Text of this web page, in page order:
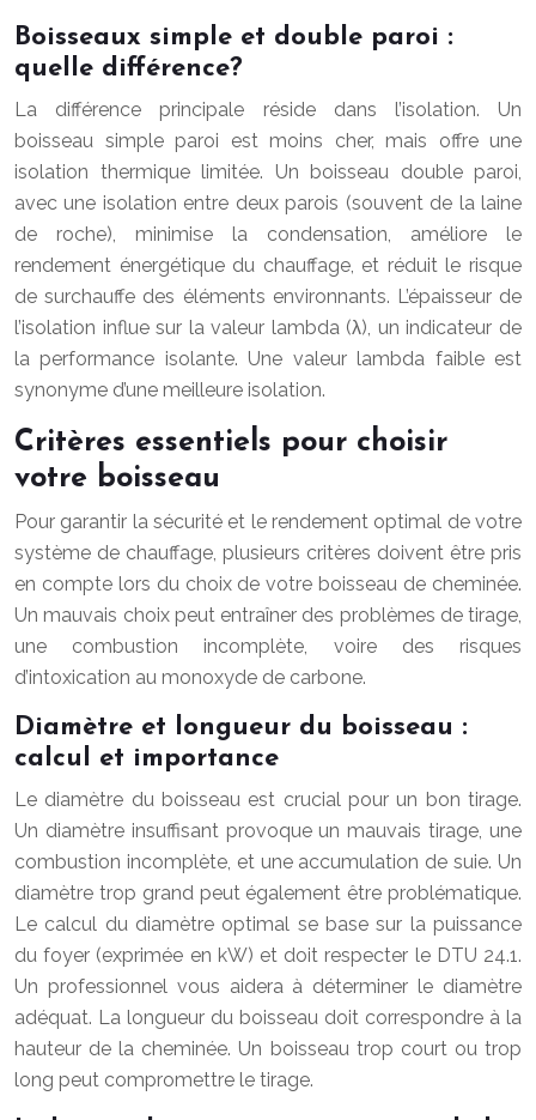
Boisseaux simple et double paroi :
quelle différence?
La différence principale réside dans l’isolation. Un
boisseau simple paroi est moins cher, mais offre une
isolation thermique limitée. Un boisseau double paroi,
avec une isolation entre deux parois (souvent de la laine
de roche), minimise la condensation, améliore le
rendement énergétique du chauffage, et réduit le risque
de surchauffe des éléments environnants. L’épaisseur de
l’isolation influe sur la valeur lambda (λ), un indicateur de
la performance isolante. Une valeur lambda faible est
synonyme d’une meilleure isolation.
Critères essentiels pour choisir
votre boisseau
Pour garantir la sécurité et le rendement optimal de votre
système de chauffage, plusieurs critères doivent être pris
en compte lors du choix de votre boisseau de cheminée.
Un mauvais choix peut entraîner des problèmes de tirage,
une combustion incomplète, voire des risques
d’intoxication au monoxyde de carbone.
Diamètre et longueur du boisseau :
calcul et importance
Le diamètre du boisseau est crucial pour un bon tirage.
Un diamètre insuffisant provoque un mauvais tirage, une
combustion incomplète, et une accumulation de suie. Un
diamètre trop grand peut également être problématique.
Le calcul du diamètre optimal se base sur la puissance
du foyer (exprimée en kW) et doit respecter le DTU 24.1.
Un professionnel vous aidera à déterminer le diamètre
adéquat. La longueur du boisseau doit correspondre à la
hauteur de la cheminée. Un boisseau trop court ou trop
long peut compromettre le tirage.